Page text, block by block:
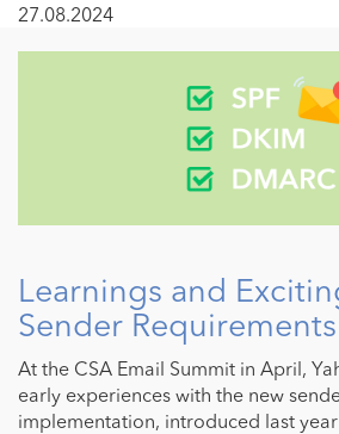
27.08.2024
Learnings and
Sender
At the CSA Email Summit in April,
early experiences with the new
implementation, introduced last